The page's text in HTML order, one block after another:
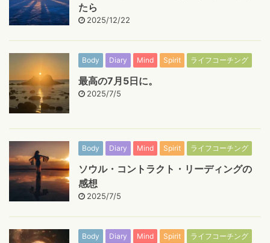
たら
2025/12/22
Body Diary Mind Spirit ライフコーチング
最高の7月5日に。
2025/7/5
Body Diary Mind Spirit ライフコーチング
ソウル・コントラクト・リーディングの
感想
2025/7/5
Body Diary Mind Spirit ライフコーチング